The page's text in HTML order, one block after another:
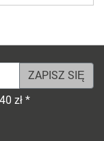
zł *